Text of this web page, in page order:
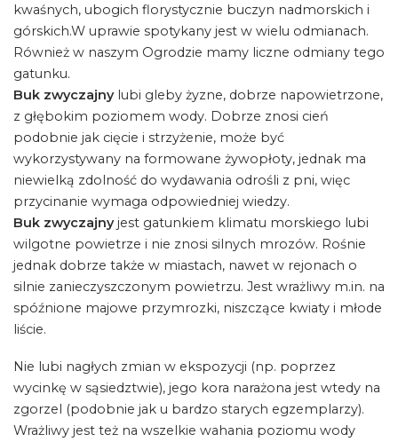
kwaśnych, ubogich florystycznie buczyn nadmorskich i
górskich.W uprawie spotykany jest w wielu odmianach.
Również w naszym Ogrodzie mamy liczne odmiany tego
gatunku.
Buk zwyczajnylubi gleby żyzne, dobrze napowietrzone,
z głębokim poziomem wody. Dobrze znosi cień
podobnie jak cięcie i strzyżenie, może być
wykorzystywany na formowane żywopłoty, jednak ma
niewielką zdolność do wydawania odrośli z pni, więc
przycinanie wymaga odpowiedniej wiedzy.
Buk zwyczajnyjest gatunkiem klimatu morskiego lubi
wilgotne powietrze i nie znosi silnych mrozów. Rośnie
jednak dobrze także w miastach, nawet w rejonach o
silnie zanieczyszczonym powietrzu. Jest wrażliwy m.in. na
spóźnione majowe przymrozki, niszczące kwiaty i młode
liście.
Nie lubi nagłych zmian w ekspozycji (np. poprzez
wycinkę w sąsiedztwie), jego kora narażona jest wtedy na
zgorzel (podobnie jak u bardzo starych egzemplarzy).
Wrażliwy jest też na wszelkie wahania poziomu wody